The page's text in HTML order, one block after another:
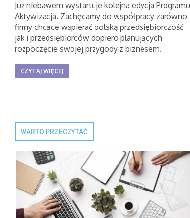
Już niebawem wystartuje kolejna edycja Programu
Aktywizacja. Zachęcamy do współpracy zarówno
firmy chcące wspierać polską przedsiębiorczość
jak i przedsiębiorców dopiero planujących
rozpoczęcie swojej przygody z biznesem.
CZYTAJ WIĘCEJ
WARTO PRZECZYTAĆ